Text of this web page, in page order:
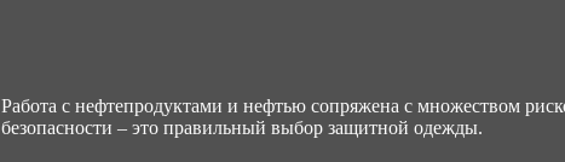
Работа с нефтепродуктами и нефтью сопряжена с множеством
безопасности – это правильный выбор защитной одежды.